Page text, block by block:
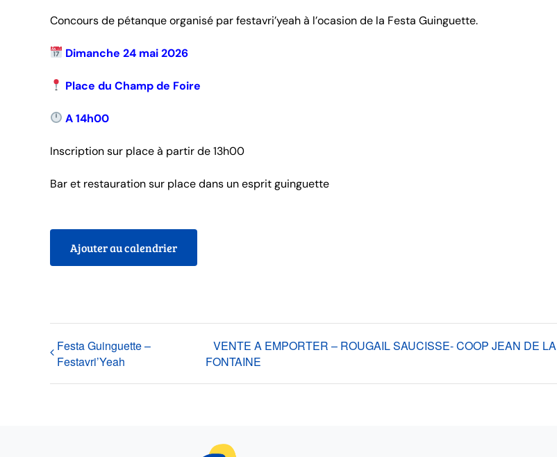
Concours de pétanque organisé par festavri’yeah à l’ocasion de la Festa Guinguette.
Dimanche 24 mai 2026
Place du Champ de Foire
A 14h00
Inscription sur place à partir de 13h00
Bar et restauration sur place dans un esprit guinguette
Ajouter au calendrier
Festa Guinguette –
Festavri’Yeah
VENTE A EMPORTER – ROUGAIL SAUCISSE- COOP JEAN DE LA
FONTAINE